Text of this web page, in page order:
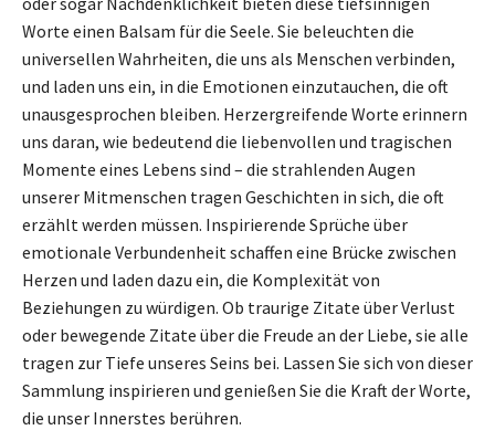
Worte einen Balsam für die Seele. Sie beleuchten die
universellen Wahrheiten, die uns als Menschen verbinden,
und laden uns ein, in die Emotionen einzutauchen, die oft
unausgesprochen bleiben. Herzergreifende Worte erinnern
uns daran, wie bedeutend die liebenvollen und tragischen
Momente eines Lebens sind – die strahlenden Augen
unserer Mitmenschen tragen Geschichten in sich, die oft
erzählt werden müssen. Inspirierende Sprüche über
emotionale Verbundenheit schaffen eine Brücke zwischen
Herzen und laden dazu ein, die Komplexität von
Beziehungen zu würdigen. Ob traurige Zitate über Verlust
oder bewegende Zitate über die Freude an der Liebe, sie alle
tragen zur Tiefe unseres Seins bei. Lassen Sie sich von dieser
Sammlung inspirieren und genießen Sie die Kraft der Worte,
die unser Innerstes berühren.